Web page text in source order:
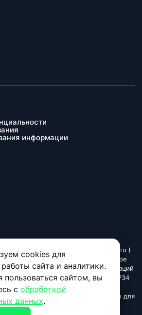
cookies для
сайта и аналитики.
сайтом, вы
с обработкой
данных.
информации
сетевое издание
в сети Интернет - www.sport-results.ru )
службой по надзору в сфере
технологий и массовых коммуникаций
номер ЭЛ № ФС 77 - 84734
«SportResults». Издание может
продукцию, предназначенную для